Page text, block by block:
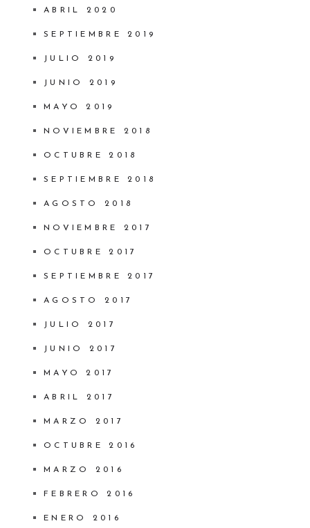
ABRIL 2020
SEPTIEMBRE 2019
JULIO 2019
JUNIO 2019
MAYO 2019
NOVIEMBRE 2018
OCTUBRE 2018
SEPTIEMBRE 2018
AGOSTO 2018
NOVIEMBRE 2017
OCTUBRE 2017
SEPTIEMBRE 2017
AGOSTO 2017
JULIO 2017
JUNIO 2017
MAYO 2017
ABRIL 2017
MARZO 2017
OCTUBRE 2016
MARZO 2016
FEBRERO 2016
ENERO 2016